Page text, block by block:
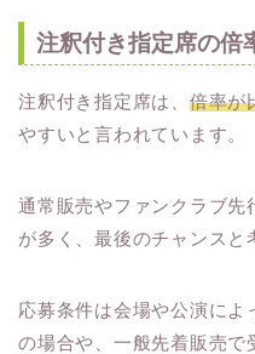
注釈付き指定席の倍
注釈付き指定席は、 倍率が
やすいと言われています。
通常販売やファンクラブ先
が多く、最後のチャンスと
応募条件は会場や公演によ
の場合や、一般先着販売で